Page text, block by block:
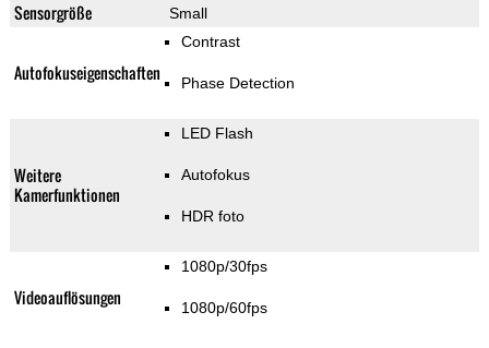
Sensorgröße Small
Autofokuseigenschaften
Contrast
Phase Detection
Weitere
Kamerfunktionen
LED Flash
Autofokus
HDR foto
Videoauflösungen
1080p/30fps
1080p/60fps